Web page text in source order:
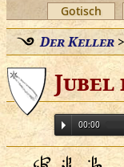
Gotisch
Der Keller
00:00